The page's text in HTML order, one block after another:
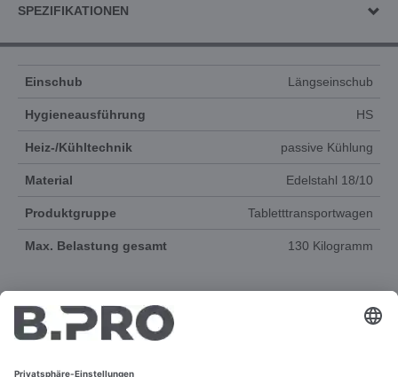
SPEZIFIKATIONEN
Einschub Längseinschub
Hygieneausführung HS
Heiz-/Kühltechnik passive Kühlung
Material Edelstahl 18/10
Produktgruppe Tabletttransportwagen
Max. Belastung gesamt 130 Kilogramm